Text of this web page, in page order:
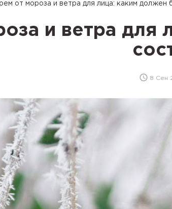
от мороза и ветра для лица: каким должен
и ветра для
8 Сен